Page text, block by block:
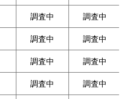
調査中
調査中
調査中
調査中
調査中
調査中
調査中
調査中